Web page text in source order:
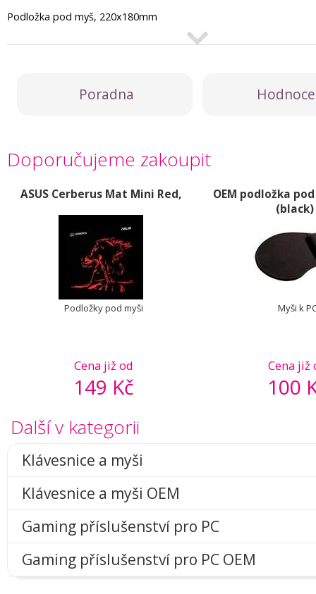
Podložka pod myš, 220x180mm
Poradna
Doporučujeme zakoupit
ASUS Cerberus Mat Mini Red,
Cena již od
149 Kč
Podložky pod myši
OEM podložka
(black)
Cena již
100
Myši k
Další v kategorii
Klávesnice a myši
Klávesnice a myši OEM
Gaming příslušenství pro PC
Gaming příslušenství pro PC OEM